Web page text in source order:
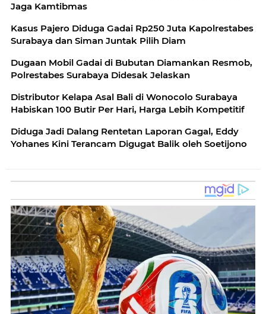
Jaga Kamtibmas
Kasus Pajero Diduga Gadai Rp250 Juta Kapolrestabes
Surabaya dan Siman Juntak Pilih Diam
Dugaan Mobil Gadai di Bubutan Diamankan Resmob,
Polrestabes Surabaya Didesak Jelaskan
Distributor Kelapa Asal Bali di Wonocolo Surabaya
Habiskan 100 Butir Per Hari, Harga Lebih Kompetitif
Diduga Jadi Dalang Rentetan Laporan Gagal, Eddy
Yohanes Kini Terancam Digugat Balik oleh Soetijono